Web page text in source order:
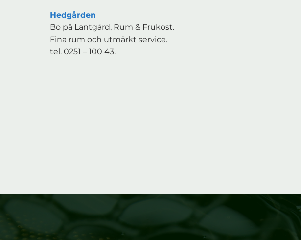
Hedgården
Bo på Lantgård, Rum & Frukost.
Fina rum och utmärkt service.
tel. 0251 – 100 43.